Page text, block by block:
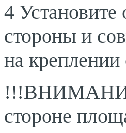
4
стороны и
на креплении
!!!ВНИМАНИЕ:
стороне